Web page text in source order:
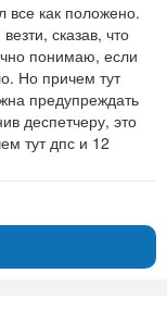
как положено.
сказав, что
понимаю, если
Но причем тут
предупреждать
деспетчеру, это
тут дпс и 12